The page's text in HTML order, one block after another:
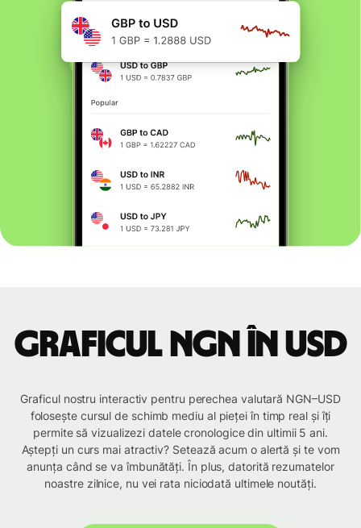
Graficul NGN în USD
Graficul nostru interactiv pentru perechea valutară NGN–USD
folosește cursul de schimb mediu al pieței în timp real și îți
permite să vizualizezi datele cronologice din ultimii 5 ani.
Aștepți un curs mai atractiv? Setează acum o alertă și te vom
anunța când se va îmbunătăți. În plus, datorită rezumatelor
noastre zilnice, nu vei rata niciodată ultimele noutăți.